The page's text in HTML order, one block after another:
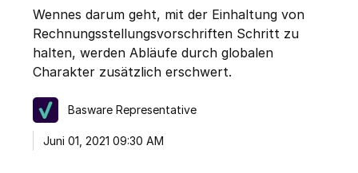
Wennes darum geht, mit der Einhaltung von
Rechnungsstellungsvorschriften Schritt zu
halten, werden Abläufe durch globalen
Charakter zusätzlich erschwert.
Basware Representative
Juni 01, 2021 09:30 AM